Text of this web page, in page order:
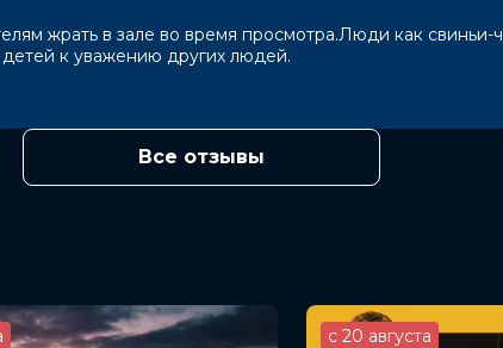
жрать в зале во время просмотра.Люди как свиньи-
к уважению других людей.
Все отзывы
с 20 августа